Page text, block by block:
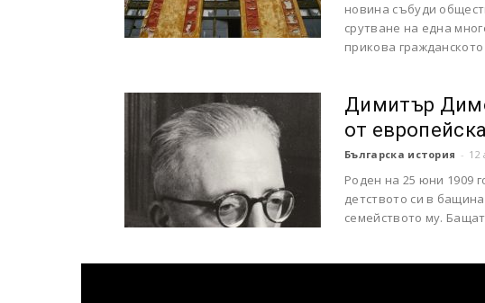
новина събуди
срутване на една
прикова гражданското
Димитър
от
Българска история - 12
Роден на 25 юни 1909
детството си в
семейството му.